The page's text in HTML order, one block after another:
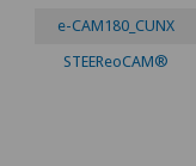
e-CAM180_CUNX
STEEReoCAM®